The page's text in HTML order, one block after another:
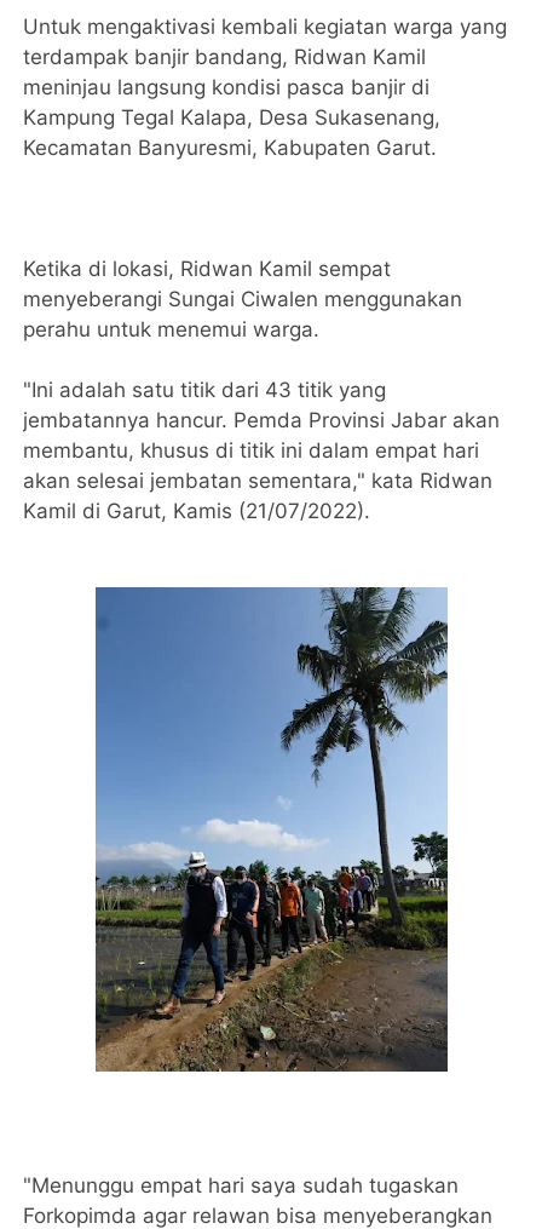
Untuk mengaktivasi kembali kegiatan warga yang
terdampak banjir bandang, Ridwan Kamil
meninjau langsung kondisi pasca banjir di
Kampung Tegal Kalapa, Desa Sukasenang,
Kecamatan Banyuresmi, Kabupaten Garut.
Ketika di lokasi, Ridwan Kamil sempat
menyeberangi Sungai Ciwalen menggunakan
perahu untuk menemui warga.
"Ini adalah satu titik dari 43 titik yang
jembatannya hancur. Pemda Provinsi Jabar akan
membantu, khusus di titik ini dalam empat hari
akan selesai jembatan sementara," kata Ridwan
Kamil di Garut, Kamis (21/07/2022).
"Menunggu empat hari saya sudah tugaskan
Forkopimda agar relawan bisa menyeberangkan